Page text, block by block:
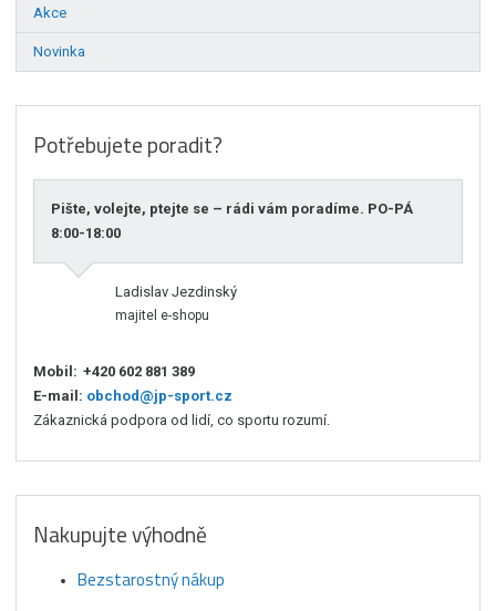
Akce
Novinka
Potřebujete poradit?
Pište, volejte, ptejte se – rádi vám poradíme. PO-PÁ
8:00-18:00
Ladislav Jezdinský
majitel e-shopu
Mobil: +420 602 881 389
E-mail: obchod@jp-sport.cz
Zákaznická podpora od lidí, co sportu rozumí.
Nakupujte výhodně
Bezstarostný nákup